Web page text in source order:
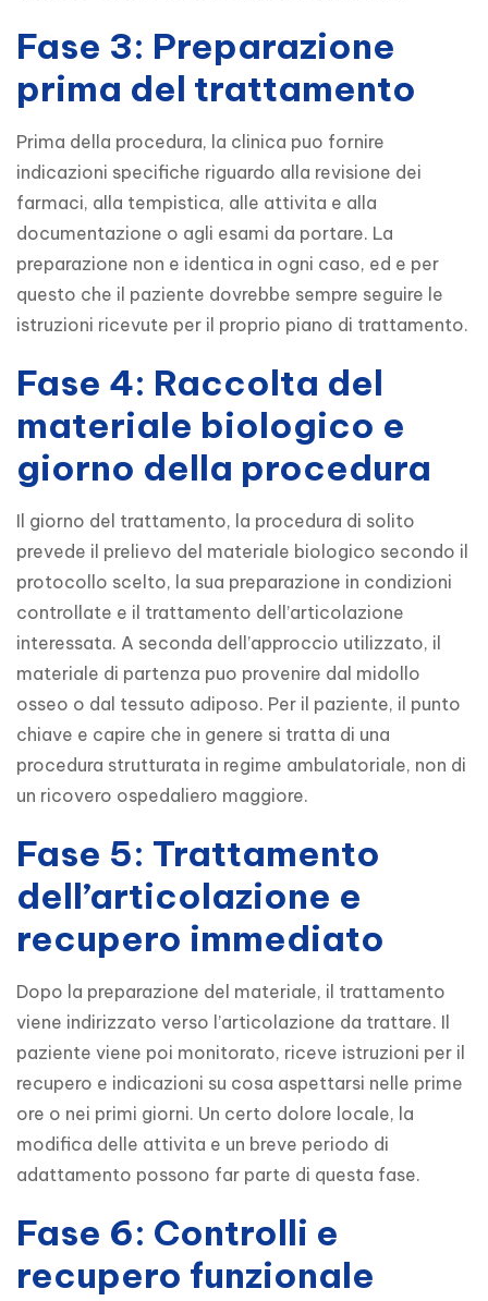
Fase 3: Preparazione
prima del trattamento
Prima della procedura, la clinica puo fornire
indicazioni specifiche riguardo alla revisione dei
farmaci, alla tempistica, alle attivita e alla
documentazione o agli esami da portare. La
preparazione non e identica in ogni caso, ed e per
questo che il paziente dovrebbe sempre seguire le
istruzioni ricevute per il proprio piano di trattamento.
Fase 4: Raccolta del
materiale biologico e
giorno della procedura
Il giorno del trattamento, la procedura di solito
prevede il prelievo del materiale biologico secondo il
protocollo scelto, la sua preparazione in condizioni
controllate e il trattamento dell’articolazione
interessata. A seconda dell’approccio utilizzato, il
materiale di partenza puo provenire dal midollo
osseo o dal tessuto adiposo. Per il paziente, il punto
chiave e capire che in genere si tratta di una
procedura strutturata in regime ambulatoriale, non di
un ricovero ospedaliero maggiore.
Fase 5: Trattamento
dell’articolazione e
recupero immediato
Dopo la preparazione del materiale, il trattamento
viene indirizzato verso l’articolazione da trattare. Il
paziente viene poi monitorato, riceve istruzioni per il
recupero e indicazioni su cosa aspettarsi nelle prime
ore o nei primi giorni. Un certo dolore locale, la
modifica delle attivita e un breve periodo di
adattamento possono far parte di questa fase.
Fase 6: Controlli e
recupero funzionale